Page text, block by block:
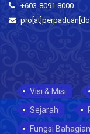
+603-8091 8000
Visi & Misi
Sejarah
Fungsi Bahagian